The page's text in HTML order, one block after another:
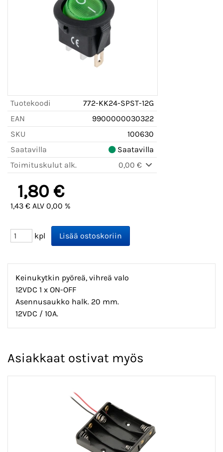
Tuotekoodi
772-KK24-SPST-12G
EAN
9900000030322
SKU
100630
Saatavilla
Saatavilla
Toimituskulut alk.
0,00 €
1,80 €
1,43 € ALV 0,00 %
kpl
Keinukytkin pyöreä, vihreä valo
12VDC 1 x ON-OFF
Asennusaukko halk. 20 mm.
12VDC / 10A.
Asiakkaat ostivat myös